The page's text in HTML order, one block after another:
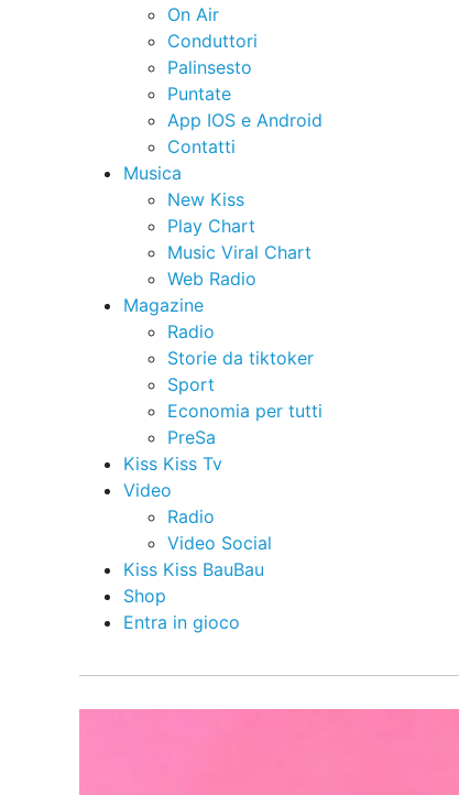
On Air
Conduttori
Palinsesto
Puntate
App IOS e Android
Contatti
Musica
New Kiss
Play Chart
Music Viral Chart
Web Radio
Magazine
Radio
Storie da tiktoker
Sport
Economia per tutti
PreSa
Kiss Kiss Tv
Video
Radio
Video Social
Kiss Kiss BauBau
Shop
Entra in gioco